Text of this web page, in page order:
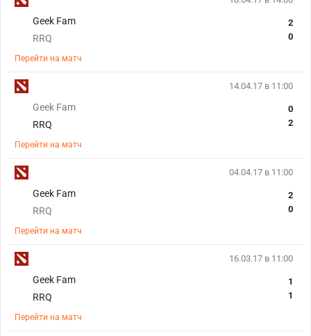
Geek Fam
RRQ
2
0
Перейти на матч
14.04.17 в 11:00
Geek Fam
RRQ
0
2
Перейти на матч
04.04.17 в 11:00
Geek Fam
RRQ
2
0
Перейти на матч
16.03.17 в 11:00
Geek Fam
RRQ
1
1
Перейти на матч